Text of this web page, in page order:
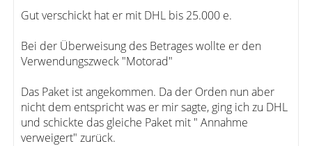
Gut verschickt hat er mit DHL bis 25.000 e.
Bei der Überweisung des Betrages wollte er den
Verwendungszweck "Motorad"
Das Paket ist angekommen. Da der Orden nun aber
nicht dem entspricht was er mir sagte, ging ich zu DHL
und schickte das gleiche Paket mit " Annahme
verweigert" zurück.